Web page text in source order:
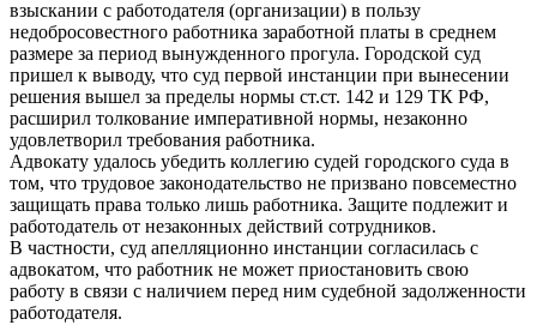
взыскании с работодателя (организации) в пользу
недобросовестного работника заработной платы в среднем
размере за период вынужденного прогула. Городской суд
пришел к выводу, что суд первой инстанции при вынесении
решения вышел за пределы нормы ст.ст. 142 и 129 ТК РФ,
расширил толкование императивной нормы, незаконно
удовлетворил требования работника.
Адвокату удалось убедить коллегию судей городского суда в
том, что трудовое законодательство не призвано повсеместно
защищать права только лишь работника. Защите подлежит и
работодатель от незаконных действий сотрудников.
В частности, суд апелляционно инстанции согласилась с
адвокатом, что работник не может приостановить свою
работу в связи с наличием перед ним судебной задолженности
работодателя.